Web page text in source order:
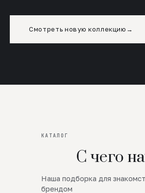
Смотреть новую коллекцию →
КАТАЛОГ
С чего
Наша подборка для
брендом
Новинки